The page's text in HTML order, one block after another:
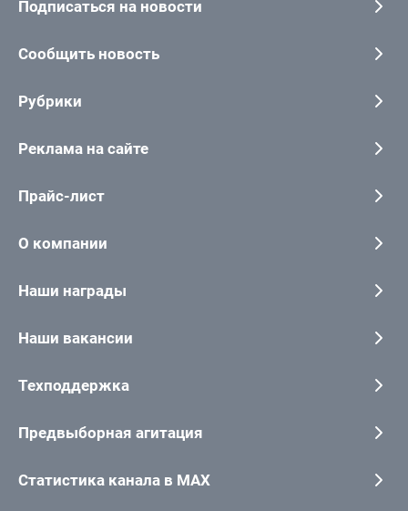
Подписаться на новости
Сообщить новость
Рубрики
Реклама на сайте
Прайс-лист
О компании
Наши награды
Наши вакансии
Техподдержка
Предвыборная агитация
Статистика канала в MAX